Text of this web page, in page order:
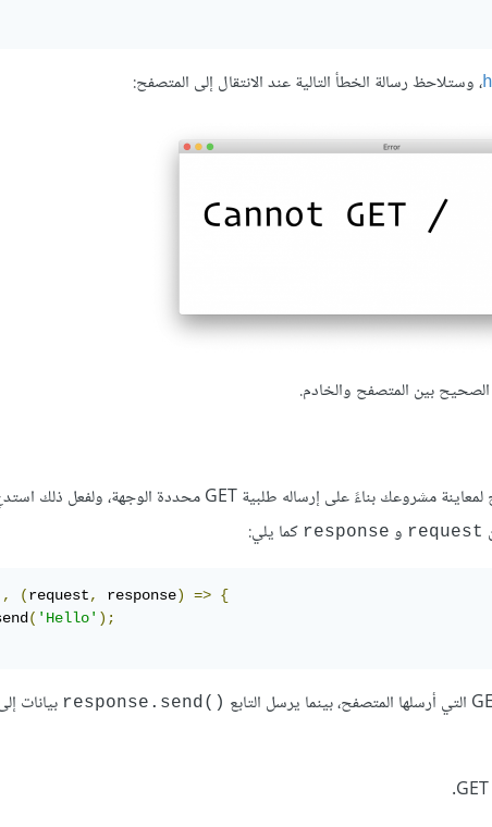
، وستلاحظ رسالة الخطأ التالية عند الانتقال إلى المتصفح:
request و response كما يلي:
, (request, response) => {
( 'Hello' );
()response.send
بيانات